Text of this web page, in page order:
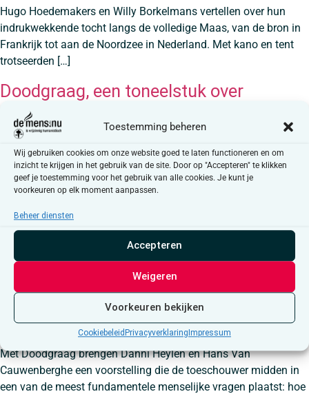
Toestemming beheren
Wij gebruiken cookies om onze website goed te laten functioneren en om
inzicht te krijgen in het gebruik van de site. Door op "Accepteren" te klikken
geef je toestemming voor het gebruik van alle cookies. Je kunt je
voorkeuren op elk moment aanpassen.
Beheer diensten
Accepteren
Weigeren
Voorkeuren bekijken
Cookiebeleid Privacyverklaring Impressum
Hugo Hoedemakers en Willy Borkelmans vertellen over hun
indrukwekkende tocht langs de volledige Maas, van de bron in
Frankrijk tot aan de Noordzee in Nederland. Met kano en tent
trotseerden […]
Doodgraag, een toneelstuk over
waardig leven en sterven
Met Doodgraag brengen Danni Heylen en Hans Van
Cauwenberghe een voorstelling die de toeschouwer midden in
een van de meest fundamentele menselijke vragen plaatst: hoe